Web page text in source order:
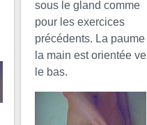
sous le gland comme
pour les exercices
précédents. La
la main est orientée
le bas.